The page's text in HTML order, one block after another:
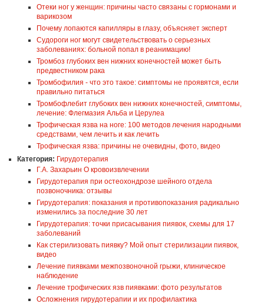
Отеки ног у женщин: причины часто связаны с гормонами и
варикозом
Почему лопаются капилляры в глазу, объясняет эксперт
Судороги ног могут свидетельствовать о серьезных
заболеваниях: больной попал в реанимацию!
Тромбоз глубоких вен нижних конечностей может быть
предвестником рака
Тромбофилия - что это такое: симптомы не проявятся, если
правильно питаться
Тромбофлебит глубоких вен нижних конечностей, симптомы,
лечение: Флегмазия Альба и Церулеа
Трофическая язва на ноге: 100 методов лечения народными
средствами, чем лечить и как лечить
Трофическая язва: причины не очевидны, фото, видео
Категория: Гирудотерапия
Г.А. Захарьин О кровоизвлечении
Гирудотерапия при остеохондрозе шейного отдела
позвоночника: отзывы
Гирудотерапия: показания и противопоказания радикально
изменились за последние 30 лет
Гирудотерапия: точки присасывания пиявок, схемы для 17
заболеваний
Как стерилизовать пиявку? Мой опыт стерилизации пиявок,
видео
Лечение пиявками межпозвоночной грыжи, клиническое
наблюдение
Лечение трофических язв пиявками: фото результатов
Осложнения гирудотерапии и их профилактика